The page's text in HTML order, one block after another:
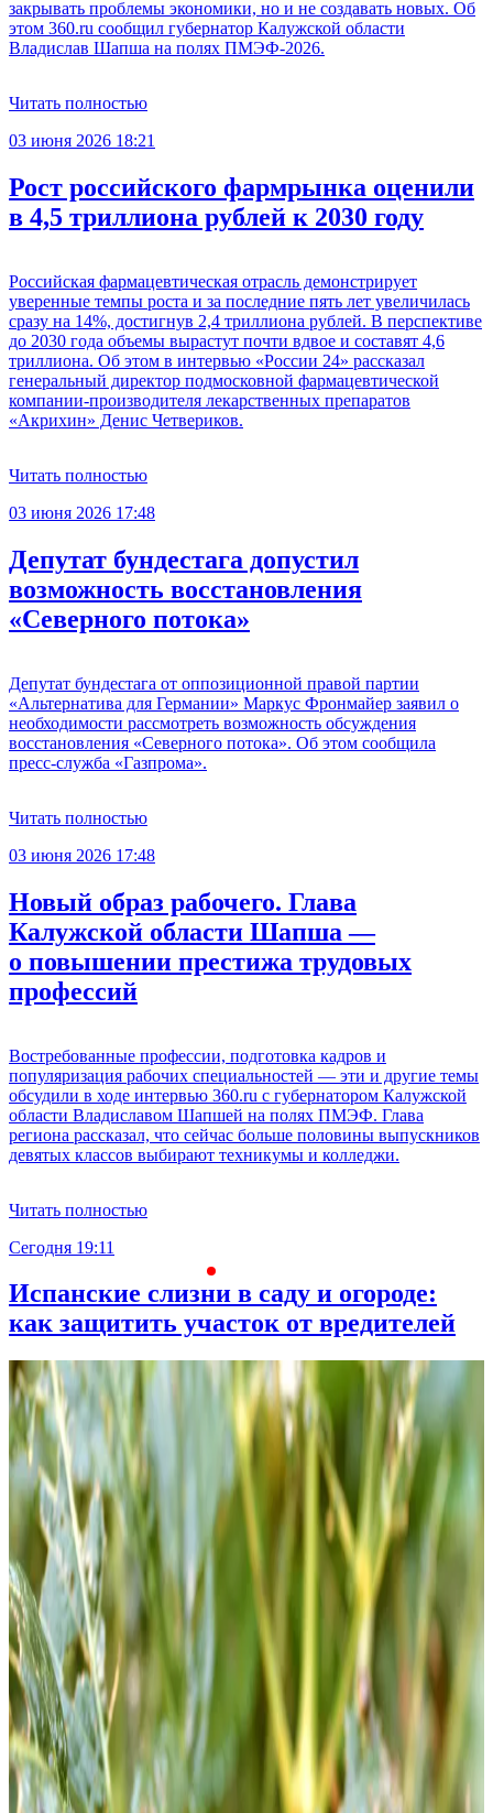
закрывать проблемы экономики, но и не создавать новых. Об
этом 360.ru сообщил губернатор Калужской области
Владислав Шапша на полях ПМЭФ-2026.
Читать полностью
03 июня 2026 18:21
Рост российского фармрынка оценили
в 4,5 триллиона рублей к 2030 году
Российская фармацевтическая отрасль демонстрирует
уверенные темпы роста и за последние пять лет увеличилась
сразу на 14%, достигнув 2,4 триллиона рублей. В перспективе
до 2030 года объемы вырастут почти вдвое и составят 4,6
триллиона. Об этом в интервью «России 24» рассказал
генеральный директор подмосковной фармацевтической
компании-производителя лекарственных препаратов
«Акрихин» Денис Четвериков.
Читать полностью
03 июня 2026 17:48
Депутат бундестага допустил
возможность восстановления
«Северного потока»
Депутат бундестага от оппозиционной правой партии
«Альтернатива для Германии» Маркус Фронмайер заявил о
необходимости рассмотреть возможность обсуждения
восстановления «Северного потока». Об этом сообщила
пресс-служба «Газпрома».
Читать полностью
03 июня 2026 17:48
Новый образ рабочего. Глава
Калужской области Шапша —
о повышении престижа трудовых
профессий
Востребованные профессии, подготовка кадров и
популяризация рабочих специальностей — эти и другие темы
обсудили в ходе интервью 360.ru с губернатором Калужской
области Владиславом Шапшей на полях ПМЭФ. Глава
региона рассказал, что сейчас больше половины выпускников
девятых классов выбирают техникумы и колледжи.
Читать полностью
Сегодня 19:11
Испанские слизни в саду и огороде:
как защитить участок от вредителей